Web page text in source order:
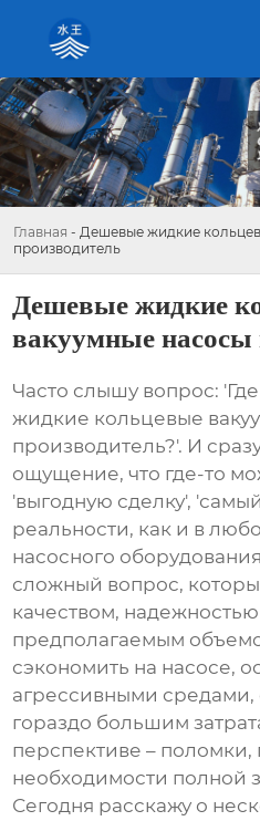
Главная - Дешевые жидкие
производитель
Дешевые жидкие
вакуумные насосы
Часто слышу вопрос:
жидкие кольцевые
производитель?'. И
ощущение, что где-то
'выгодную сделку',
реальности, как и в
насосного
сложный вопрос,
качеством,
предполагаемым
сэкономить на насосе,
агрессивными средами,
гораздо большим
перспективе – поломки,
необходимости полной
Сегодня расскажу о